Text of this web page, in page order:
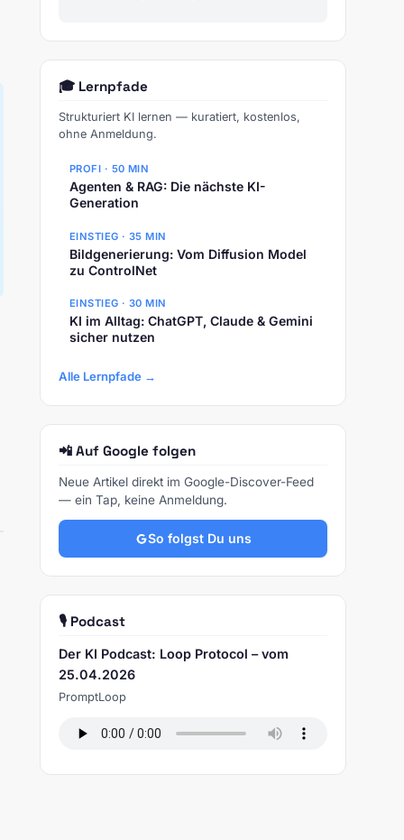
🎓 Lernpfade
Strukturiert KI lernen — kuratiert, kostenlos,
ohne Anmeldung.
PROFI · 50 MIN
Agenten & RAG: Die nächste KI-
Generation
EINSTIEG · 35 MIN
Bildgenerierung: Vom Diffusion Model
zu ControlNet
EINSTIEG · 30 MIN
KI im Alltag: ChatGPT, Claude & Gemini
sicher nutzen
Alle Lernpfade →
📲 Auf Google folgen
Neue Artikel direkt im Google-Discover-Feed
— ein Tap, keine Anmeldung.
So folgst Du uns
🎙️ Podcast
Der KI Podcast: Loop Protocol – vom
25.04.2026
PromptLoop